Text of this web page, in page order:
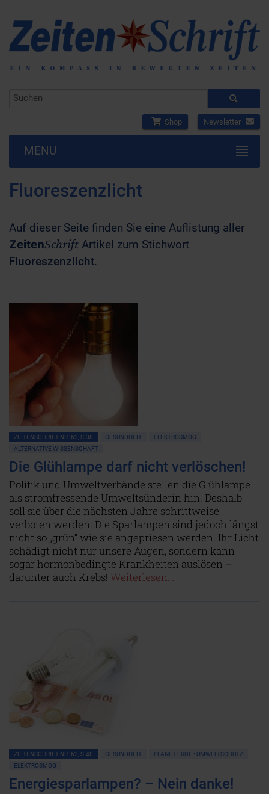
Shop Newsletter
MENU
Fluoreszenzlicht
Auf dieser Seite finden Sie eine Auflistung aller
ZeitenSchrift Artikel zum Stichwort
Fluoreszenzlicht.
ZEITENSCHRIFT NR. 62, S.38 GESUNDHEIT
ELEKTROSMOG
ALTERNATIVE WISSENSCHAFT
Die Glühlampe darf nicht verlöschen!
Politik und Umweltverbände stellen die Glühlampe
als stromfressende Umweltsünderin hin. Deshalb
soll sie über die nächsten Jahre schrittweise
verboten werden. Die Sparlampen sind jedoch längst
nicht so „grün“ wie sie angepriesen werden. Ihr Licht
schädigt nicht nur unsere Augen, sondern kann
sogar hormonbedingte Krankheiten auslösen –
darunter auch Krebs! Weiterlesen...
ZEITENSCHRIFT NR. 62, S.40 GESUNDHEIT
PLANET ERDE • UMWELTSCHUTZ
ELEKTROSMOG
Energiesparlampen? – Nein danke!